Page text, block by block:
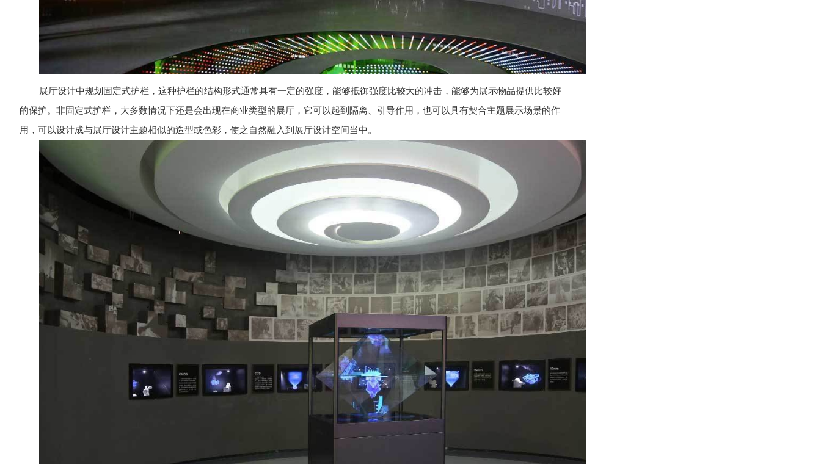
展厅设计中规划固定式护栏，这种护栏的结构形式通常具有一定的强度，能够抵御强度比较大的冲击，能够为展示物品提供比较好
的保护。非固定式护栏，大多数情况下还是会出现在商业类型的展厅，它可以起到隔离、引导作用，也可以具有契合主题展示场景的作
用，可以设计成与展厅设计主题相似的造型或色彩，使之自然融入到展厅设计空间当中。